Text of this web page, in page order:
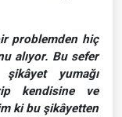
problemden hiç
alıyor. Bu sefer
yumağı
kendisine ve
ki bu şikâyetten